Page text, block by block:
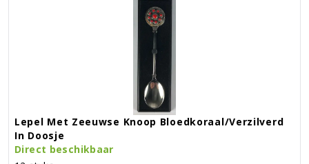
Lepel Met Zeeuwse Knoop Bloedkoraal/verzilverd
In Doosje
Direct beschikbaar